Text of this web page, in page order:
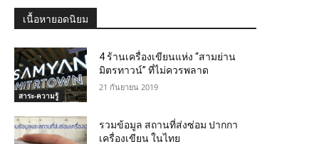
เนื้อหายอดนิยม
สาระ-ความรู้
4 ร้านเครื่องเขียนแห่ง “สามย่าน
มิตรทาวน์” ที่ไม่ควรพลาด
21 กันยายน 2019
รวมข้อมูล สถานที่ส่งซ่อม ปากกา
เครื่องเขียน ในไทย